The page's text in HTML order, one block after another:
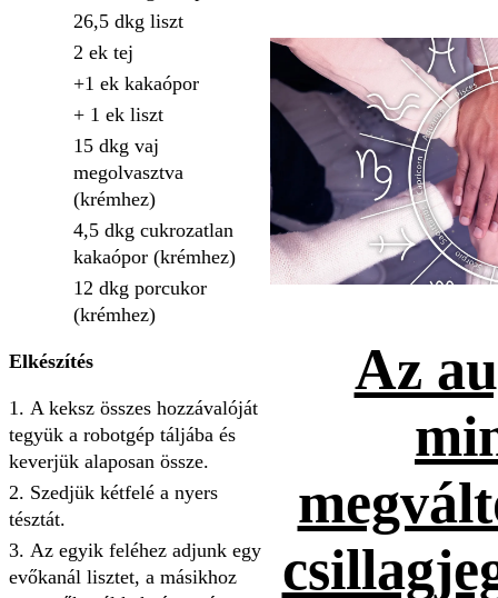
26,5 dkg liszt
2 ek tej
+1 ek kakaópor
+ 1 ek liszt
15 dkg vaj
megolvasztva
(krémhez)
4,5 dkg cukrozatlan
kakaópor (krémhez)
12 dkg porcukor
(krémhez)
Elkészítés
A keksz összes hozzávalóját
tegyük a robotgép táljába és
keverjük alaposan össze.
Szedjük kétfelé a nyers
tésztát.
Az egyik feléhez adjunk egy
evőkanál lisztet, a másikhoz
Az